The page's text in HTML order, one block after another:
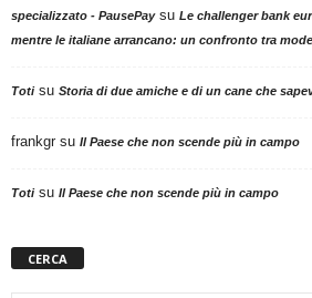
specializzato - PausePaysu Le challenger bank
mentre le italiane arrancano: un confronto tra
Totisu Storia di due amiche e di un cane che
frankgr su Il Paese che non scende più in campo
Totisu Il Paese che non scende più in campo
CERCA